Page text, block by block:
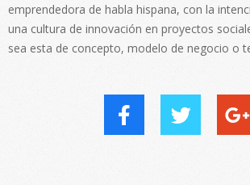
emprendedora de habla hispana, con la
una cultura de innovación en proyectos
sea esta de concepto, modelo de negocio o